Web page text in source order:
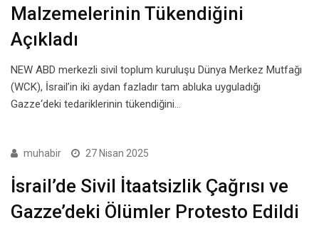
Malzemelerinin Tükendiğini
Açıkladı
NEW ABD merkezli sivil toplum kuruluşu Dünya Merkez Mutfağı
(WCK), İsrail’in iki aydan fazladır tam abluka uyguladığı
Gazze‘deki tedariklerinin tükendiğini…
muhabir 27 Nisan 2025
İsrail’de Sivil İtaatsizlik Çağrısı ve
Gazze’deki Ölümler Protesto Edildi